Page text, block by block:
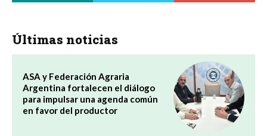
Últimas noticias
ASA y Federación Agraria
Argentina fortalecen el diálogo
para impulsar una agenda común
en favor del productor